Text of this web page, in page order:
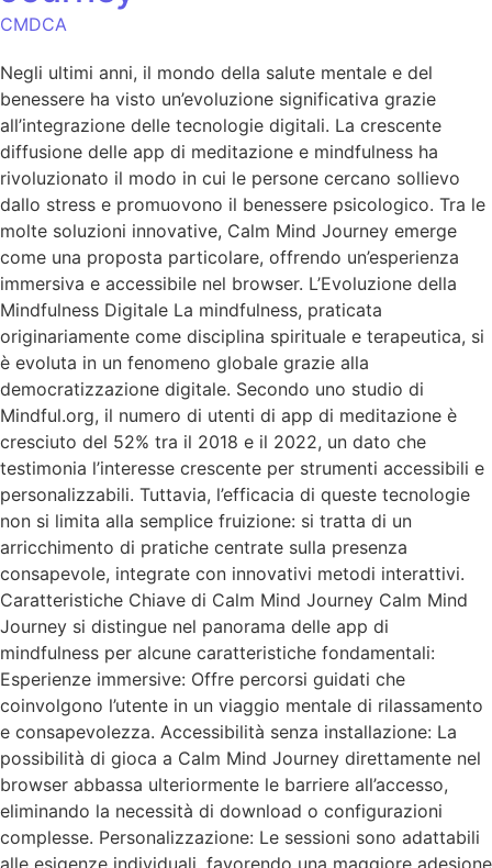
CMDCA
Negli ultimi anni, il mondo della salute mentale e del
benessere ha visto un’evoluzione significativa grazie
all’integrazione delle tecnologie digitali. La crescente
diffusione delle app di meditazione e mindfulness ha
rivoluzionato il modo in cui le persone cercano sollievo
dallo stress e promuovono il benessere psicologico. Tra le
molte soluzioni innovative, Calm Mind Journey emerge
come una proposta particolare, offrendo un’esperienza
immersiva e accessibile nel browser. L’Evoluzione della
Mindfulness Digitale La mindfulness, praticata
originariamente come disciplina spirituale e terapeutica, si
è evoluta in un fenomeno globale grazie alla
democratizzazione digitale. Secondo uno studio di
Mindful.org, il numero di utenti di app di meditazione è
cresciuto del 52% tra il 2018 e il 2022, un dato che
testimonia l’interesse crescente per strumenti accessibili e
personalizzabili. Tuttavia, l’efficacia di queste tecnologie
non si limita alla semplice fruizione: si tratta di un
arricchimento di pratiche centrate sulla presenza
consapevole, integrate con innovativi metodi interattivi.
Caratteristiche Chiave di Calm Mind Journey Calm Mind
Journey si distingue nel panorama delle app di
mindfulness per alcune caratteristiche fondamentali:
Esperienze immersive: Offre percorsi guidati che
coinvolgono l’utente in un viaggio mentale di rilassamento
e consapevolezza. Accessibilità senza installazione: La
possibilità di gioca a Calm Mind Journey direttamente nel
browser abbassa ulteriormente le barriere all’accesso,
eliminando la necessità di download o configurazioni
complesse. Personalizzazione: Le sessioni sono adattabili
alle esigenze individuali, favorendo una maggiore adesione